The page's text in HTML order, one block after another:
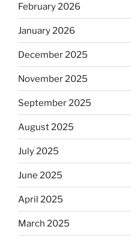
February 2026
January 2026
December 2025
November 2025
September 2025
August 2025
July 2025
June 2025
April 2025
March 2025